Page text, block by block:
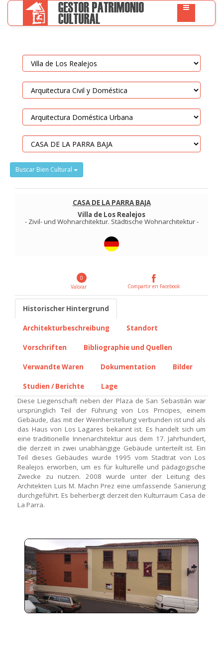
Buscar Bien Cultural
CASA DE LA PARRA BAJA
Villa de Los Realejos
- Zivil- und Wohnarchitektur. Städtische Wohnarchitektur-
0
Valorar
Compartir en Facebook
Historischer Hintergrund
Architekturbeschreibung Standort
Vorschriften Bibliographie und Quellen
Verwandte Waren Dokumentation Bilder
Studien / Berichte
Lage
Diese Liegenschaft neben der Plaza de San Sebastián war
ursprünglich Teil der Führung von Los Prncipes, einem
Gebäude, das mit der Weinherstellung verbunden ist und als
das Haus von Los Lagares bekannt ist. Es handelt sich um
eine traditionelle Innenarchitektur aus dem 17. Jahrhundert,
die derzeit in zwei unabhängige Gebäude unterteilt ist. Ein
Teil dieses Gebäudes wurde 1995 vom Stadtrat von Los
Realejos erworben, um es für kulturelle und pädagogische
Zwecke zu nutzen. 2008 wurde unter der Leitung des
Architekten Luis M. Machn Prez eine umfassende Sanierung
durchgeführt. Es beherbergt derzeit den Kulturraum Casa de
La Parra.